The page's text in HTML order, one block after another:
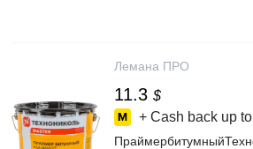
Лемана ПРО
11.3 $
+ Cash back up to